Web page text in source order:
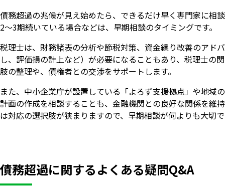
債務超過の兆候が見え始めたら、できるだけ早く専門家に相
2〜3期続いている場合などは、早期相談のタイミングです。
税理士は、財務諸表の分析や節税対策、資金繰り改善のアド
し、評価損の計上など）が必要になることもあり、税理士の
肢の整理や、債権者との交渉をサポートします。
また、中小企業庁が設置している「よろず支援拠点」や地域
計画の作成を相談することも、金融機関との良好な関係を維
は対応の選択肢が狭まりますので、早期相談が何よりも大切
債務超過に関するよくある疑問Q&A